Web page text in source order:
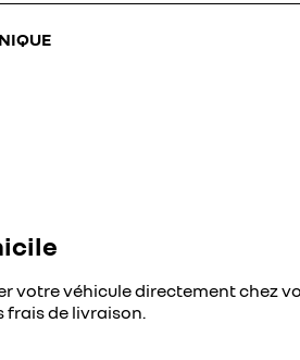
votre véhicule directement chez
frais de livraison.